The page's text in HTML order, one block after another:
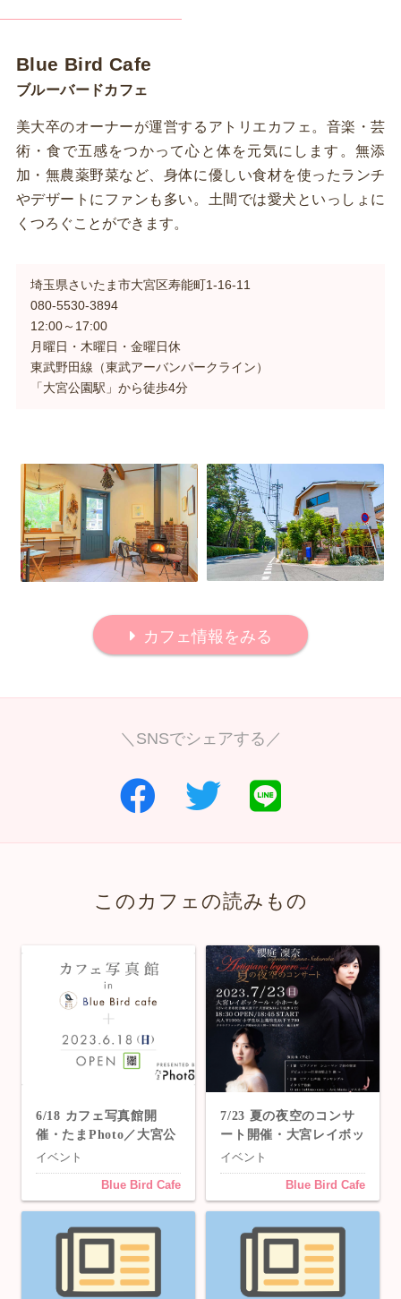
Blue Bird Cafe
ブルーバードカフェ
美大卒のオーナーが運営するアトリエカフェ。音楽・芸
術・食で五感をつかって心と体を元気にします。無添
加・無農薬野菜など、身体に優しい食材を使ったランチ
やデザートにファンも多い。土間では愛犬といっしょに
くつろぐことができます。
埼玉県さいたま市大宮区寿能町1-16-11
080-5530-3894
12:00～17:00
月曜日・木曜日・金曜日休
東武野田線（東武アーバンパークライン）
「大宮公園駅」から徒歩4分
カフェ情報をみる
＼SNSでシェアする／
このカフェの読みもの
6/18 カフェ写真館開
催・たまPhoto／大宮公
園「Blue Bird Cafe」
イベント
Blue Bird Cafe
7/23 夏の夜空のコンサ
ート開催・大宮レイボッ
クホール／大宮公園「Bl
ue Bird Cafe」
イベント
Blue Bird Cafe